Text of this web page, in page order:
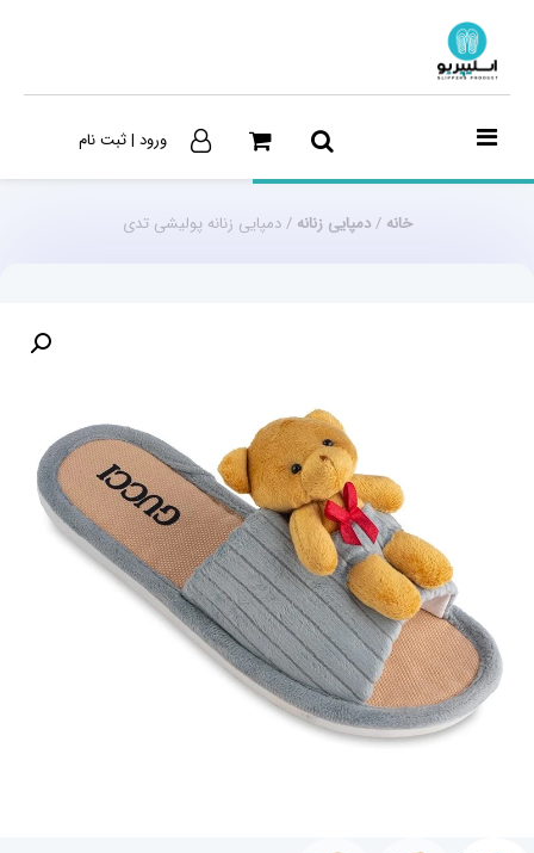
ورود | ثبت نام
خانه /دمپایی زنانه / دمپایی زنانه پولیشی تدی